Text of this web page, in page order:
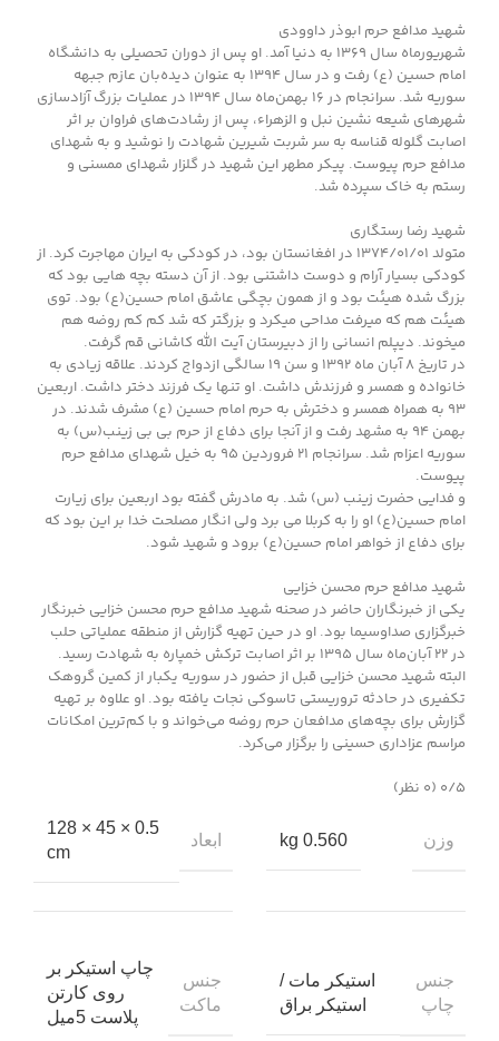
شهید مدافع حرم ابوذر داوودی
شهریورماه سال ۱۳۶۹ به دنیا آمد. او پس از دوران تحصیلی به دانشگاه
امام حسین (ع) رفت و در سال ۱۳۹۴ به عنوان دیده‌بان عازم جبهه
سوریه شد. سرانجام در ۱۶ بهمن‌ماه سال ۱۳۹۴ در عملیات بزرگ آزادسازی
شهرهای شیعه نشین نبل و الزهراء، پس از رشادت‌های فراوان بر اثر
اصابت گلوله قناسه به سر شربت شیرین شهادت را نوشید و به شهدای
مدافع حرم پیوست. پیکر مطهر این شهید در گلزار شهدای ممسنی و
رستم به خاک سپرده شد.
شهید رضا رستگاری
متولد ۱۳۷۴/۰۱/۰۱ در افغانستان بود، در کودکی به ایران مهاجرت کرد. از
کودکی بسیار آرام و دوست داشتنی بود. از آن دسته بچه هایی بود که
بزرگ شده هیئت بود و از همون بچگی عاشق امام حسین(ع) بود. توی
هیئت هم که میرفت مداحی میکرد و بزرگتر که شد کم کم روضه هم
میخوند. دیپلم انسانی را از دبیرستان آیت الله کاشانی قم گرفت.
در تاریخ ۸ آبان ماه ۱۳۹۲ و سن ۱۹ سالگی ازدواج کردند. علاقه زیادی به
خانواده و همسر و فرزندش داشت. او تنها یک فرزند دختر داشت. اربعین
۹۳ به همراه همسر و دخترش به حرم امام حسین (ع) مشرف شدند. در
بهمن ۹۴ به مشهد رفت و از آنجا برای دفاع از حرم بی بی زینب(س) به
سوریه اعزام شد. سرانجام ۲۱ فروردین ۹۵ به خیل شهدای مدافع حرم
پیوست.
و فدایی حضرت زینب (س) شد. به مادرش گفته بود اربعین برای زیارت
امام حسین(ع) او را به کربلا می برد ولی انگار مصلحت خدا بر این بود که
برای دفاع از خواهر امام حسین(ع) برود و شهید شود.
شهید مدافع حرم محسن خزایی
یکی از خبرنگاران حاضر در صحنه شهید مدافع حرم محسن خزایی خبرنگار
خبرگزاری صداوسیما بود. او در حین تهیه گزارش از منطقه عملیاتی حلب
در ۲۲ آبان‌‌ماه سال ۱۳۹۵ بر اثر اصابت ترکش خمپاره به شهادت رسید.
البته شهید محسن خزایی قبل از حضور در سوریه یکبار از کمین گروهک
تکفیری در حادثه تروریستی تاسوکی نجات یافته بود. او علاوه بر تهیه
گزارش برای بچه‌های مدافعان حرم روضه می‌خواند و با کم‌‌ترین امکانات
مراسم عزاداری حسینی را برگزار می‌کرد.
‫۰/۵ ‫(۰ نظر)
وزن 0.560 kg ابعاد
0.5 × 45 × 128
cm
جنس
چاپ
استیکر مات /
استیکر براق
جنس
ماکت
چاپ استیکر بر
روی کارتن
پلاست 5میل